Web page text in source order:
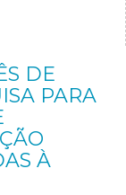
DE
PARA
À